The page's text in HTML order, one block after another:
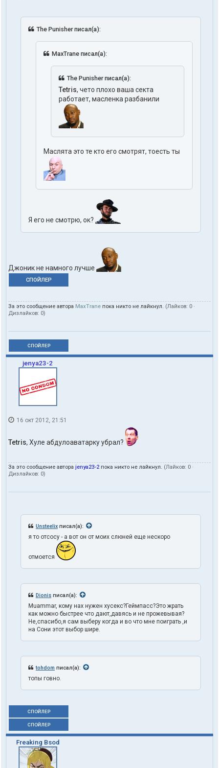
The Punisher писал(а):
MaxTrane писал(а):
The Punisher писал(а):
Tetris, чето плохо ваша секта
работает, масленка разбанили
Маслята это те кто его смотрят, тоесть ты
Я его не смотрю, ок?
Джоник не намного лучше
СПОЙЛЕР
За это сообщение автора MaxTrane пока никто не лайкнул. (Лайков: 0 ·
Дизлайков: 0)
СПОЙЛЕР
jenya23-2
16 окт 2012, 21:51
Tetris, Хуле абдулоаватарку убрал?
За это сообщение автора jenya23-2 пока никто не лайкнул. (Лайков: 0 ·
Дизлайков: 0)
Unsteelix писал(а):
я то отсосу - а вот он от моих слюней еще нескоро
отмоется
Dionis писал(а):
Muammar, кому нах нужен хусекс?Геймпасс?Это жрать
как можно быстрее что дают,давясь и не прожевывая?
Не,спасибо,я сам выберу когда и во что мне поиграть ,и
на Сони этот выбор шире.
tohdom писал(а):
топы говно.
СПОЙЛЕР
СПОЙЛЕР
Freaking Bsod